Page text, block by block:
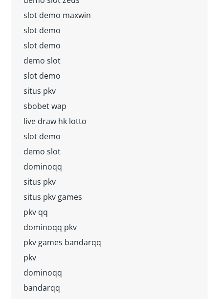
slot demo maxwin
slot demo
slot demo
demo slot
slot demo
situs pkv
sbobet wap
live draw hk lotto
slot demo
demo slot
dominoqq
situs pkv
situs pkv games
pkv qq
dominoqq pkv
pkv games bandarqq
pkv
dominoqq
bandarqq